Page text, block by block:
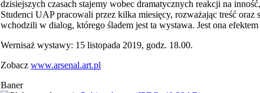
dzisiejszych czasach stajemy wobec dramatycznych reakcji na
Studenci UAP pracowali przez kilka miesięcy, rozważając treść
wchodzili w dialog, którego śladem jest ta wystawa. Jest ona
Wernisaż wystawy: 15 listopada 2019, godz. 18.00.
Zobacz www.arsenal.art.pl
Baner